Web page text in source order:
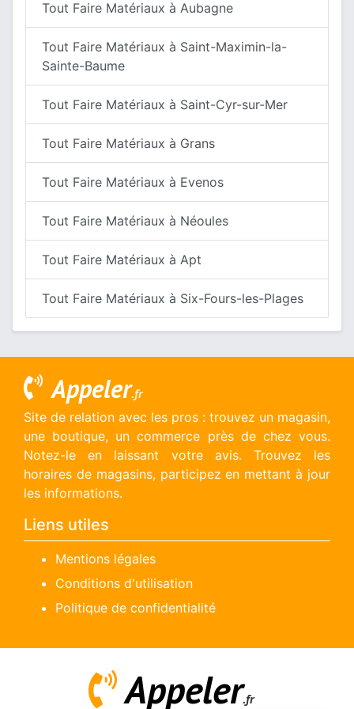
Tout Faire Matériaux à Aubagne
Tout Faire Matériaux à Saint-Maximin-la-
Sainte-Baume
Tout Faire Matériaux à Saint-Cyr-sur-Mer
Tout Faire Matériaux à Grans
Tout Faire Matériaux à Evenos
Tout Faire Matériaux à Néoules
Tout Faire Matériaux à Apt
Tout Faire Matériaux à Six-Fours-les-Plages
Appeler.fr
Site de relation avec les pros : trouvez un magasin,
une boutique, un commerce près de chez vous.
Notez-le en laissant votre avis. Trouvez les
horaires de magasins, participez en mettant à jour
les informations.
Liens utiles
Mentions légales
Conditions d'utilisation
Politique de confidentialité
Appeler.fr